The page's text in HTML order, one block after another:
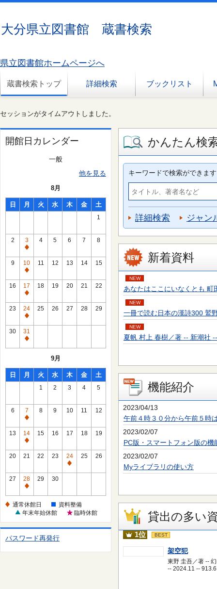
大分県立図書館 蔵書検索
県立図書館ホームページへ
蔵書検索トップ 詳細検索 ブックリスト
セッションがタイムアウトしました。
開館日カレンダー
一般
他を見る
8月
日 月 火 水 木 金 土
1
2
3
通
常
休
館
日
4 5 6 7 8
9
10
通
常
休
館
日
11 12 13 14 15
16
17
通
常
休
館
日
18 19 20 21 22
23
24
通
常
休
館
25 26 27 28 29
30
31
通
館
日
9月
日 月 火 水 木 金 土
1 2 3 4 5
6
7
通
常
休
館
8 9 10 11 12
13
14
通
常
館
日
15 16 17 18 19
20 21 22 23
24
通
館
日
25 26
27
28
通
休
日
29 30
通常休館日
資料整備
年末年始休館
臨時休館
パスワード再発行
かんたん検
キーワードで検索ができます
詳細検索 ジャン
新着資料
NEW
あなたはここにいなくとも
NEW
一冊で読む日本の漢詩300 鷲
NEW
夏帆 村上 春樹／著 -- 新潮社
機能紹介
2023/04/13
午前４時３０分から午前５時
2023/02/07
PC版・スマートフォン版の機
2023/02/07
Myライブラリの使い方
貸出の多い
1位 BEST
架空犯
東野 圭吾／著 --
-- 2024.11 -- 913.6